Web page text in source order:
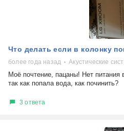
Что делать если в колонку
более года назад Акустические
Моё почтение, пацаны! Нет питания
так как попала вода, как починить?
3 ответа